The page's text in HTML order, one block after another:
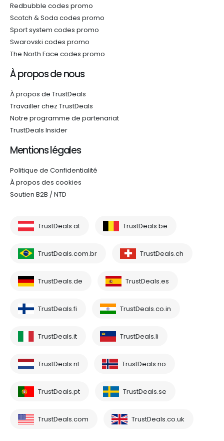
Redbubble codes promo
Scotch & Soda codes promo
Sport system codes promo
Swarovski codes promo
The North Face codes promo
À propos de nous
À propos de TrustDeals
Travailler chez TrustDeals
Notre programme de partenariat
TrustDeals Insider
Mentions légales
Politique de Confidentialité
À propos des cookies
Soutien B2B / NTD
TrustDeals.at TrustDeals.be
TrustDeals.com.br TrustDeals.ch
TrustDeals.de TrustDeals.es
TrustDeals.fi TrustDeals.co.in
TrustDeals.it TrustDeals.li
TrustDeals.nl TrustDeals.no
TrustDeals.pt TrustDeals.se
TrustDeals.com TrustDeals.co.uk